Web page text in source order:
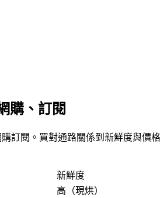
購、訂閱
訂閱。買對通路關係到新鮮度與價
新鮮度
高（現烘）